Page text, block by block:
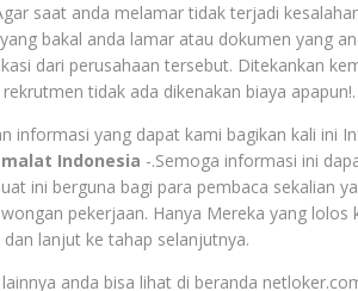
saat anda melamar tidak terjadi
bakal anda lamar atau dokumen yang
dari perusahaan tersebut. Ditekankan
tidak ada dikenakan biaya apapun!.
informasi yang dapat kami bagikan kali ini
Indonesia -.Semoga informasi ini
ini berguna bagi para pembaca sekalian
pekerjaan. Hanya Mereka yang lolos
lanjut ke tahap selanjutnya.
anda bisa lihat di beranda